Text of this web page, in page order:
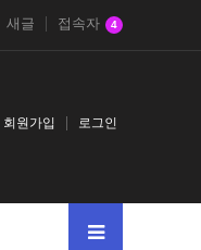
새글 접속자 4
회원가입 로그인